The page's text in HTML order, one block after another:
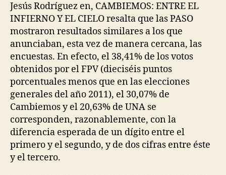
Jesús Rodríguez en, CAMBIEMOS: ENTRE EL
INFIERNO Y EL CIELO resalta que las PASO
mostraron resultados similares a los que
anunciaban, esta vez de manera cercana, las
encuestas. En efecto, el 38,41% de los votos
obtenidos por el FPV (dieciséis puntos
porcentuales menos que en las elecciones
generales del año 2011), el 30,07% de
Cambiemos y el 20,63% de UNA se
corresponden, razonablemente, con la
diferencia esperada de un dígito entre el
primero y el segundo, y de dos cifras entre éste
y el tercero.